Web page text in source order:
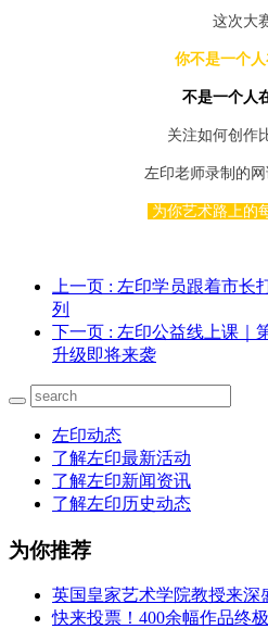
这次大
你不是一个
不是一个人
关注如何创作
左印老师录制的
为你艺术路上的
上一页 : 左印学员跟着市长
列
下一页 : 左印公益线上课｜
升级即将来袭
左印动态
了解左印最新活动
了解左印新闻资讯
了解左印历史动态
为你推荐
英国皇家艺术学院教授来
快来投票！400余幅作品终